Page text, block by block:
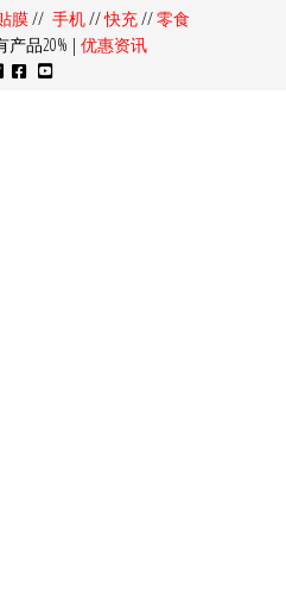
膜// 手机//快充//零食
品20% | 优惠资讯